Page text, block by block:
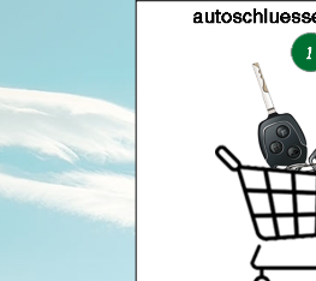
& ECU Service
(in Augsburg)
GSB
City